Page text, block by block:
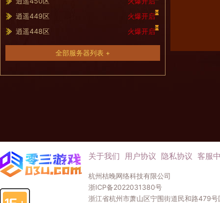
逍遥449区 火爆开启H
逍遥448区 火爆开启H
全部服务器列表 +
关于我们 用户协议 隐私协议 客服
杭州桔晚网络科技有限公司
浙ICP备2022031380号
浙江省杭州市萧山区宁围街道民和路479